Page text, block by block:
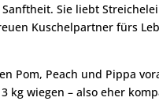
Sie liebt
Kuschelpartner fürs
Pom, Peach und Pippa
kg wiegen – also eher